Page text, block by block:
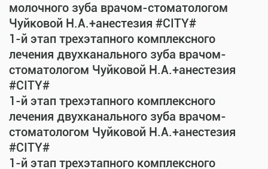
молочного зуба врачом-стоматологом
Чуйковой Н.А.+анестезия #CITY#
1-й этап трехэтапного комплексного
лечения двухканального зуба врачом-
стоматологом Чуйковой Н.А.+анестезия
#CITY#
1-й этап трехэтапного комплексного
лечения двухканального зуба врачом-
стоматологом Чуйковой Н.А.+анестезия
#CITY#
1-й этап трехэтапного комплексного